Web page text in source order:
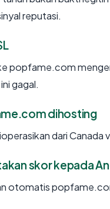
reputasi.
popfame.com
gagal.
dihosting
dari Canada
skor kepada
otomatis